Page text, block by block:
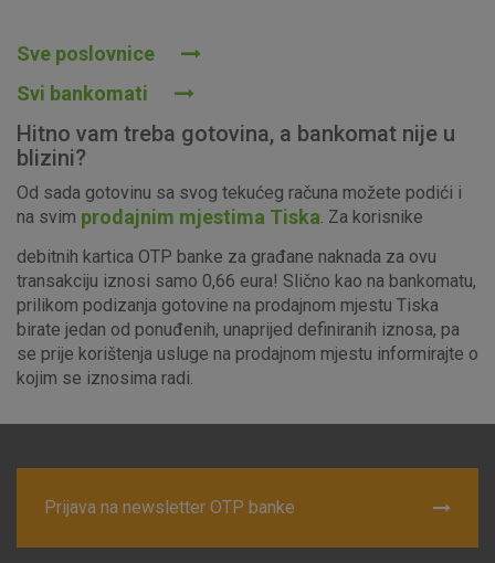
Sve poslovnice
Svi bankomati
Hitno vam treba gotovina, a bankomat nije u
blizini?
Od sada gotovinu sa svog tekućeg računa možete podići i
na svim prodajnim mjestima Tiska . Za korisnike
debitnih kartica OTP banke za građane naknada za ovu
transakciju iznosi samo 0,66 eura! Slično kao na bankomatu,
prilikom podizanja gotovine na prodajnom mjestu Tiska
birate jedan od ponuđenih, unaprijed definiranih iznosa, pa
se prije korištenja usluge na prodajnom mjestu informirajte o
kojim se iznosima radi.
Prijava na newsletter OTP banke
Ovi kolačići nužni su za funkcioniranje internetske stranice i
postavljaju kao odgovor na vaše radnje koje uključuju zahtjev
za uslugama, kao što su postavke kolačića. Svoj preglednik
o njima, ali u tom slučaju neki dijelovi stranice neće raditi. Ti
kolačići ne pohranjuju nikakve informacije koje bi vas mogle
identificirati.
Detaljnije informacije o kolačićima